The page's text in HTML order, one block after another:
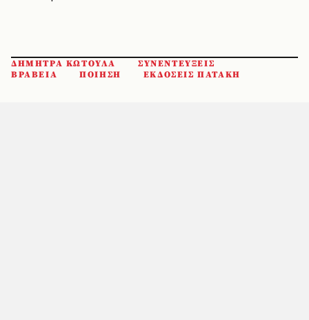
ΔΗΜΗΤΡΑ ΚΩΤΟΥΛΑ
ΣΥΝΕΝΤΕΥΞΕΙΣ
ΒΡΑΒΕΙΑ
ΠΟΙΗΣΗ ΕΚΔΟΣΕΙΣ ΠΑΤΑΚΗ